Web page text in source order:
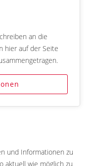
an die
hier auf der Seite
und Informationen zu
aktuell wie möglich zu